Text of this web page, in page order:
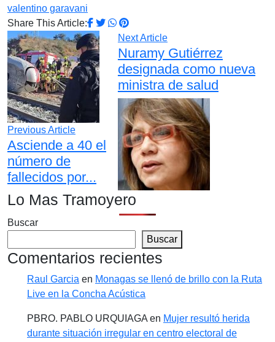
valentino garavani
Share This Article:
Previous Article
Asciende a 40 el
número de
fallecidos por...
Next Article
Nuramy Gutiérrez
designada como nueva
ministra de salud
Lo Mas Tramoyero
Buscar
Buscar
Comentarios recientes
Raul Garcia en Monagas se llenó de brillo con la Ruta
Live en la Concha Acústica
PBRO. PABLO URQUIAGA en Mujer resultó herida
durante situación irregular en centro electoral de